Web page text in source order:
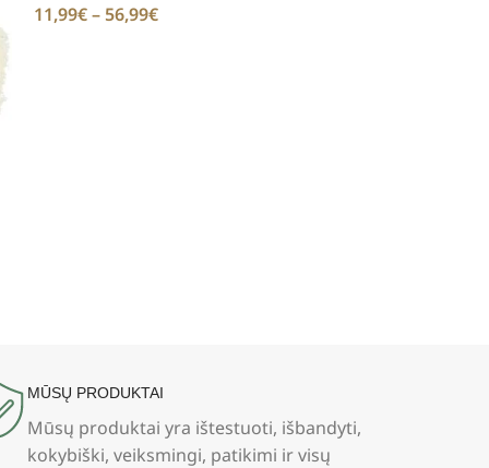
11,99€ – 56,99€
MŪSŲ PRODUKTAI
Mūsų produktai yra ištestuoti, išbandyti,
kokybiški, veiksmingi, patikimi ir visų